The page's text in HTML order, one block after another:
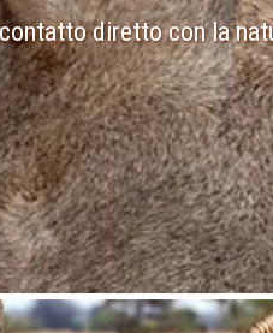
diretto con la